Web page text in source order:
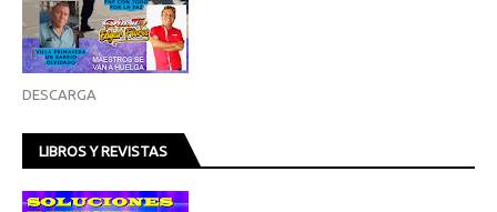
DESCARGA
LIBROS Y REVISTAS